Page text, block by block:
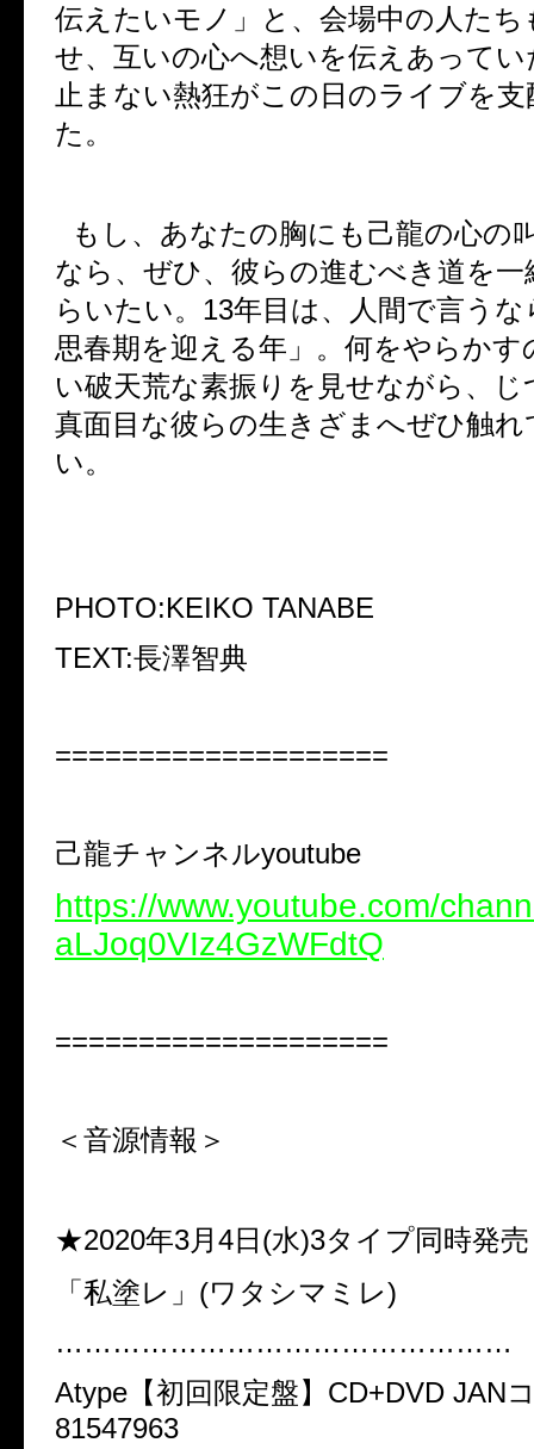
伝えたいモノ」と、会場中の人たち
せ、互いの心へ想いを伝えあって
止まない熱狂がこの日のライブを
た。
もし、あなたの胸にも己龍の心の
なら、ぜひ、彼らの進むべき道を
らいたい。 13年目は、人間で言う
思春期を迎える年」。何をやらか
い破天荒な素振りを見せながら、
真面目な彼らの生きざまへぜひ触
い。
PHOTO:KEIKO TANABE
TEXT:長澤智典
====================
己龍チャンネルyoutube
https://www.youtube.com/
aLJoq0VIz4GzWFdtQ
====================
＜音源情報＞
★2020年3月 4日 (水)3タイプ同時発売
「私塗レ」 (ワタシマミレ)
…………………………………………
Atype 【初回限定盤】 CD+DVD JAN
81547963